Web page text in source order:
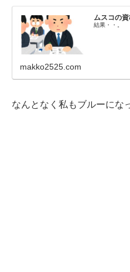
ムスコの資
結果・・。
makko2525.com
なんとなく私もブルーにな